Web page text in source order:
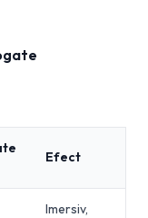
Efect
Imersiv,